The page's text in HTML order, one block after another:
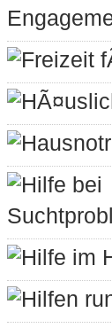
Freizeit
Hilfe bei
Hilfe im
Hilfen